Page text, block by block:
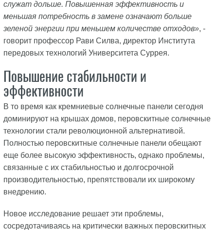
служат дольше. Повышенная эффективность и
меньшая потребность в замене означают больше
зеленой энергии при меньшем количестве отходов», -
говорит профессор Рави Силва, директор Института
передовых технологий Университета Суррея.
Повышение стабильности и
эффективности
В то время как кремниевые солнечные панели сегодня
доминируют на крышах домов, перовскитные солнечные
технологии стали революционной альтернативой.
Полностью перовскитные солнечные панели обещают
еще более высокую эффективность, однако проблемы,
связанные с их стабильностью и долгосрочной
производительностью, препятствовали их широкому
внедрению.
Новое исследование решает эти проблемы,
сосредотачиваясь на критически важных перовскитных